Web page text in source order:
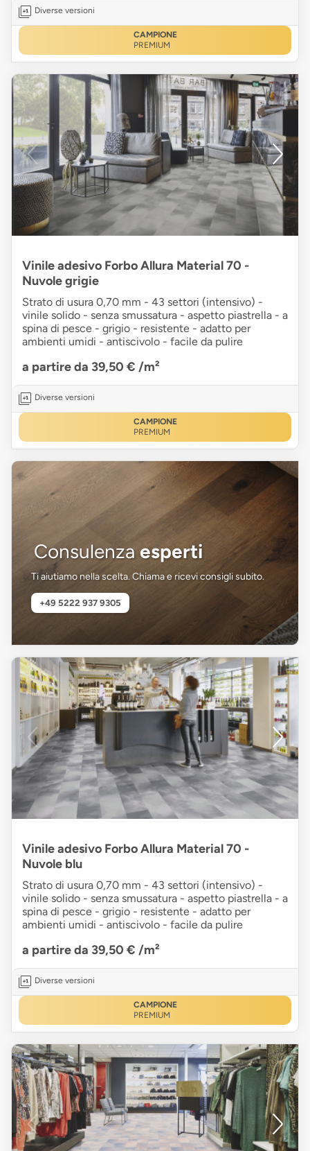
Diverse versioni
CAMPIONE
PREMIUM
Vinile adesivo Forbo Allura Material 70 -
Nuvole grigie
Strato di usura 0,70 mm - 43 settori (intensivo) -
vinile solido - senza smussatura - aspetto piastrella - a
spina di pesce - grigio - resistente - adatto per
ambienti umidi - antiscivolo - facile da pulire
a partire da 39,50 € /m²
Diverse versioni
CAMPIONE
PREMIUM
Consulenza esperti
Ti aiutiamo nella scelta. Chiama e ricevi consigli subito.
+49 5222 937 9305
Vinile adesivo Forbo Allura Material 70 -
Nuvole blu
Strato di usura 0,70 mm - 43 settori (intensivo) -
vinile solido - senza smussatura - aspetto piastrella - a
spina di pesce - grigio - resistente - adatto per
ambienti umidi - antiscivolo - facile da pulire
a partire da 39,50 € /m²
Diverse versioni
CAMPIONE
PREMIUM